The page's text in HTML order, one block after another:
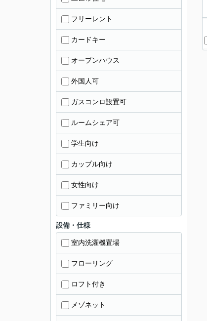
フリーレント
カードキー
オープンハウス
外国人可
ガスコンロ設置可
ルームシェア可
学生向け
カップル向け
女性向け
ファミリー向け
設備・仕様
室内洗濯機置場
フローリング
ロフト付き
メゾネット